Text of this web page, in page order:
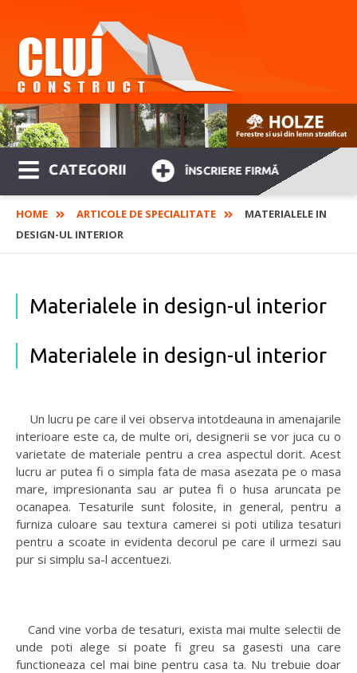
CATEGORII ÎNSCRIERE FIRMĂ
HOME ARTICOLE DE SPECIALITATE
MATERIALELE IN
DESIGN-UL INTERIOR
Materialele in design-ul interior
Materialele in design-ul interior
Un lucru pe care il vei observa intotdeauna in amenajarile
interioare este ca, de multe ori, designerii se vor juca cu o
varietate de materiale pentru a crea aspectul dorit. Acest
lucru ar putea fi o simpla fata de masa asezata pe o masa
mare, impresionanta sau ar putea fi o husa aruncata pe
ocanapea. Tesaturile sunt folosite, in general, pentru a
furniza culoare sau textura camerei si poti utiliza tesaturi
pentru a scoate in evidenta decorul pe care il urmezi sau
pur si simplu sa-l accentuezi.
Cand vine vorba de tesaturi, exista mai multe selectii de
unde poti alege si poate fi greu sa gasesti una care
functioneaza cel mai bine pentru casa ta. Nu trebuie doar